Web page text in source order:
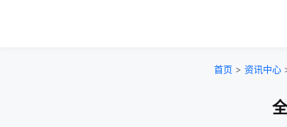
首页 > 资讯中心